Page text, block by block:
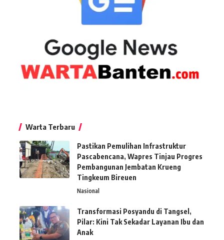
Warta Terbaru
Pastikan Pemulihan Infrastruktur
Pascabencana, Wapres Tinjau Progres
Pembangunan Jembatan Krueng
Tingkeum Bireuen
Nasional
Transformasi Posyandu di Tangsel,
Pilar: Kini Tak Sekadar Layanan Ibu dan
Anak